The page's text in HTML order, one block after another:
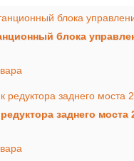
блока
заднего моста